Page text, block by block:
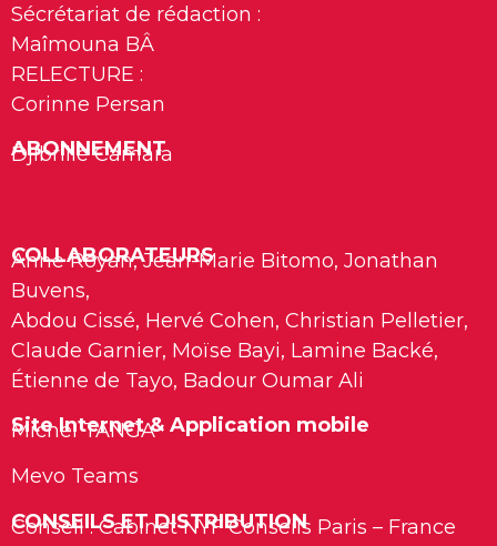
Sécrétariat de rédaction :
Maîmouna BÂ
RELECTURE :
Corinne Persan
ABONNEMENT
Djibrille Camara
COLLABORATEURS
Anne Royan, Jean-Marie Bitomo, Jonathan
Buvens,
Abdou Cissé, Hervé Cohen, Christian Pelletier,
Claude Garnier, Moïse Bayi, Lamine Backé,
Étienne de Tayo, Badour Oumar Ali
Site Internet & Application mobile
Michel TANGA
Mevo Teams
CONSEILS ET DISTRIBUTION
Conseil : Cabinet NYF Conseils Paris – France